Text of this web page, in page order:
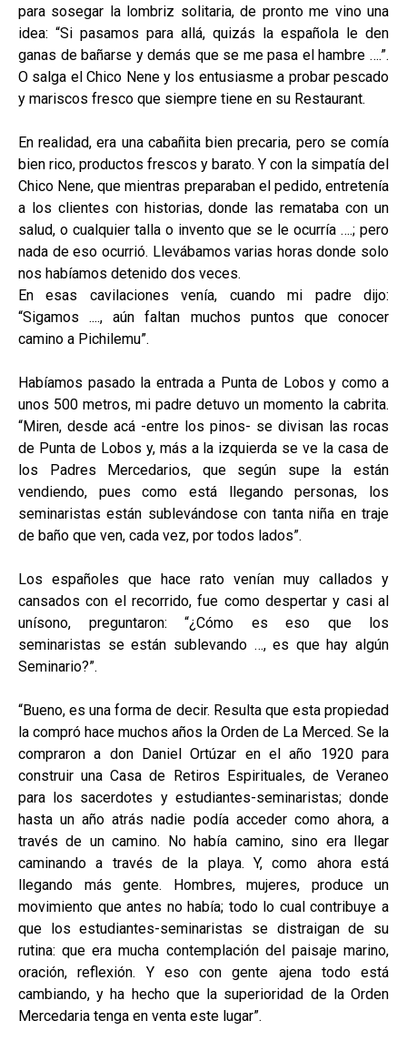
para sosegar la lombriz solitaria, de pronto me vino una
idea: “Si pasamos para allá, quizás la española le den
ganas de bañarse y demás que se me pasa el hambre ….”.
O salga el Chico Nene y los entusiasme a probar pescado
y mariscos fresco que siempre tiene en su Restaurant.
En realidad, era una cabañita bien precaria, pero se comía
bien rico, productos frescos y barato. Y con la simpatía del
Chico Nene, que mientras preparaban el pedido, entretenía
a los clientes con historias, donde las remataba con un
salud, o cualquier talla o invento que se le ocurría ….; pero
nada de eso ocurrió. Llevábamos varias horas donde solo
nos habíamos detenido dos veces.
En esas cavilaciones venía, cuando mi padre dijo:
“Sigamos ...., aún faltan muchos puntos que conocer
camino a Pichilemu”.
Habíamos pasado la entrada a Punta de Lobos y como a
unos 500 metros, mi padre detuvo un momento la cabrita.
“Miren, desde acá -entre los pinos- se divisan las rocas
de Punta de Lobos y, más a la izquierda se ve la casa de
los Padres Mercedarios, que según supe la están
vendiendo, pues como está llegando personas, los
seminaristas están sublevándose con tanta niña en traje
de baño que ven, cada vez, por todos lados”.
Los españoles que hace rato venían muy callados y
cansados con el recorrido, fue como despertar y casi al
unísono, preguntaron: “¿Cómo es eso que los
seminaristas se están sublevando …, es que hay algún
Seminario?”.
“Bueno, es una forma de decir. Resulta que esta propiedad
la compró hace muchos años la Orden de La Merced. Se la
compraron a don Daniel Ortúzar en el año 1920 para
construir una Casa de Retiros Espirituales, de Veraneo
para los sacerdotes y estudiantes-seminaristas; donde
hasta un año atrás nadie podía acceder como ahora, a
través de un camino. No había camino, sino era llegar
caminando a través de la playa. Y, como ahora está
llegando más gente. Hombres, mujeres, produce un
movimiento que antes no había; todo lo cual contribuye a
que los estudiantes-seminaristas se distraigan de su
rutina: que era mucha contemplación del paisaje marino,
oración, reflexión. Y eso con gente ajena todo está
cambiando, y ha hecho que la superioridad de la Orden
Mercedaria tenga en venta este lugar”.